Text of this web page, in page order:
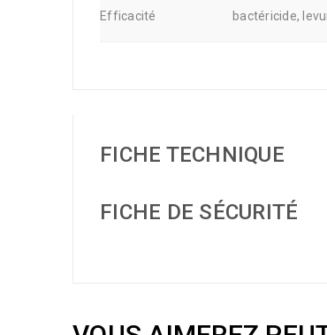
Efficacité bactéricide,
FICHE TECHNIQUE
FICHE DE SÉCURITÉ